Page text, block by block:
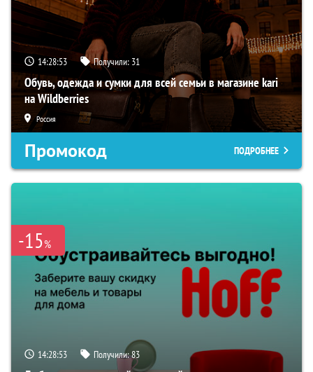
14:28:52 Получили: 31
Обувь, одежда и сумки для всей семьи в магазине kari
на Wildberries
Россия
Промокод ПОДРОБНЕЕ
-15%
14:28:52 Получили:83